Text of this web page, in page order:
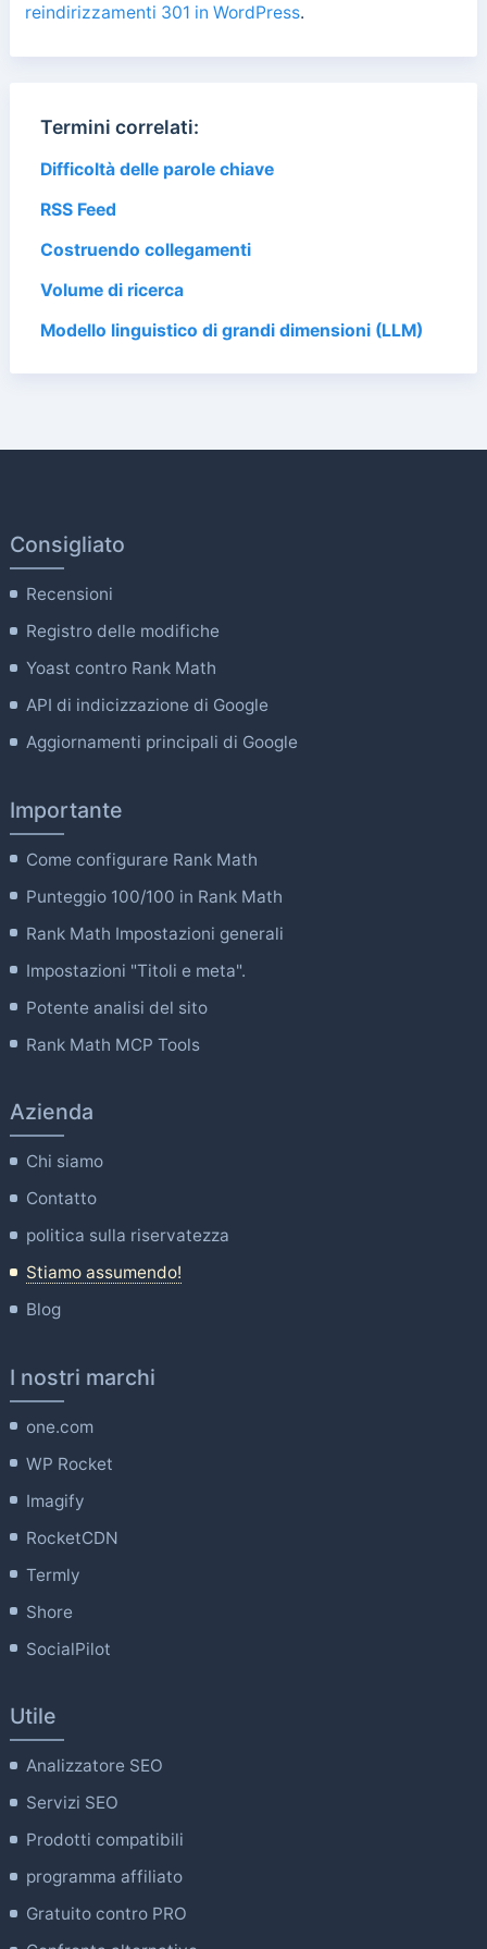
reindirizzamenti 301 in WordPress.
Termini correlati:
Difficoltà delle parole chiave
RSS Feed
Costruendo collegamenti
Volume di ricerca
Modello linguistico di grandi dimensioni (LLM)
Consigliato
Recensioni
Registro delle modifiche
Yoast contro Rank Math
API di indicizzazione di Google
Aggiornamenti principali di Google
Importante
Come configurare Rank Math
Punteggio 100/100 in Rank Math
Rank Math Impostazioni generali
Impostazioni "Titoli e meta".
Potente analisi del sito
Rank Math MCP Tools
Azienda
Chi siamo
Contatto
politica sulla riservatezza
Stiamo assumendo!
Blog
I nostri marchi
one.com
WP Rocket
Imagify
RocketCDN
Termly
Shore
SocialPilot
Utile
Analizzatore SEO
Servizi SEO
Prodotti compatibili
programma affiliato
Gratuito contro PRO